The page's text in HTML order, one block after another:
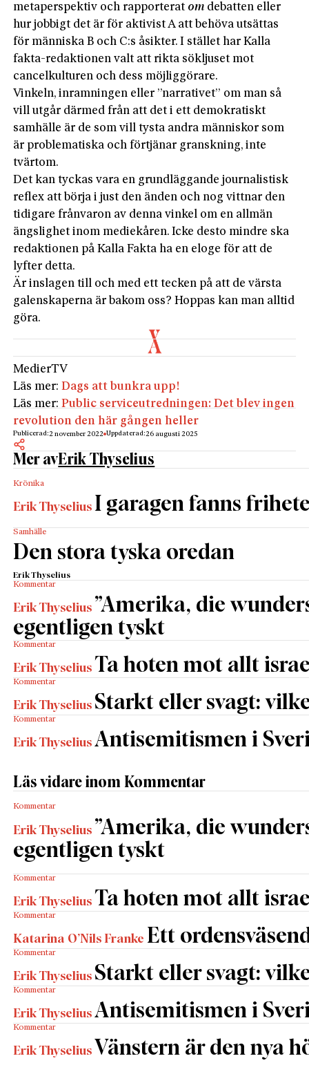
metaperspektiv och rapporterat om debatten eller
hur jobbigt det är för aktivist A att behöva utsättas
för människa B och C:s åsikter. I stället har Kalla
fakta-redaktionen valt att rikta sökljuset mot
cancelkulturen och dess möjliggörare.
Vinkeln, inramningen eller ”narrativet” om man så
vill utgår därmed från att det i ett demokratiskt
samhälle är de som vill tysta andra människor som
är problematiska och förtjänar granskning, inte
tvärtom.
Det kan tyckas vara en grundläggande journalistisk
reflex att börja i just den änden och nog vittnar den
tidigare frånvaron av denna vinkel om en allmän
ängslighet inom mediekåren. Icke desto mindre ska
redaktionen på Kalla Fakta ha en eloge för att de
lyfter detta.
Är inslagen till och med ett tecken på att de värsta
galenskaperna är bakom oss? Hoppas kan man alltid
göra.
MedierTV
Läs mer:Dags att bunkra upp!
Läs mer:Public serviceutredningen: Det blev ingen
revolution den här gången heller
Publicerad:2 november 2022 Uppdaterad:26 augusti 2025
Mer avErik Thyselius
Krönika
Erik Thyselius I garagen fanns
Samhälle
Den stora tyska oredan
Erik Thyselius
Kommentar
Erik Thyselius ”Amerika, die
egentligen tyskt
Kommentar
Erik Thyselius Ta hoten mot allt
Kommentar
Erik Thyselius Starkt eller svagt:
Kommentar
Erik Thyselius Antisemitismen i
Läs vidare inom Kommentar
Kommentar
Erik Thyselius ”Amerika, die
egentligen tyskt
Kommentar
Erik Thyselius Ta hoten mot allt
Kommentar
Katarina O’Nils Franke Ett
Kommentar
Erik Thyselius Starkt eller svagt:
Kommentar
Erik Thyselius Antisemitismen i
Kommentar
Erik Thyselius Vänstern är den nya